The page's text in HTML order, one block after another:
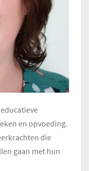
en opvoeding.
die
gaan met hun